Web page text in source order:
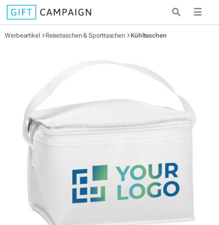
☰
Werbeartikel Reisetaschen & Sporttaschen Kühltaschen